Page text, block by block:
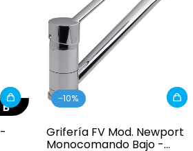
-10%
Grifería FV Mod. Newport
Monocomando Bajo -